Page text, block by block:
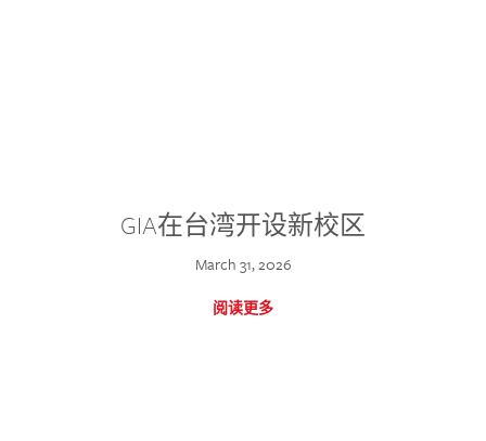
GIA在台湾开设新校区
March 31, 2026
阅读更多